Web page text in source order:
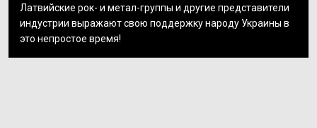
Латвийские рок- и метал-группы и другие представители
индустрии выражают свою поддержку народу Украины в
это непростое время!